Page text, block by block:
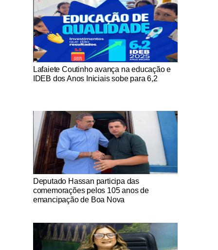
Notícias Católicas
Lafaiete Coutinho avança na educação e
IDEB dos Anos Iniciais sobe para 6,2
Notícias Católicas
Deputado Hassan participa das
comemorações pelos 105 anos de
emancipação de Boa Nova